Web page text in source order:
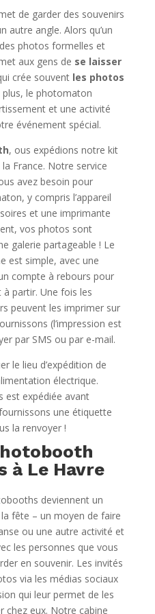
de garder des souvenirs
autre angle. Alors qu’un
photos formelles et
aux gens de se laisser
crée souvent les photos
plus, le photomaton
et une activité
événement spécial.
, ous expédions notre kit
France. Notre service
avez besoin pour
y compris l’appareil
et une imprimante
vos photos sont
galerie partageable ! Le
est simple, avec une
compte à rebours pour
partir. Une fois les
peuvent les imprimer sur
(l’impression est
par SMS ou par e-mail.
le lieu d’expédition de
électrique.
est expédiée avant
une étiquette
la renvoyer !
à Le Havre
deviennent un
fête – un moyen de faire
ou une autre activité et
les personnes que vous
en souvenir. Les invités
via les médias sociaux
qui leur permet de les
chez eux. Notre cabine